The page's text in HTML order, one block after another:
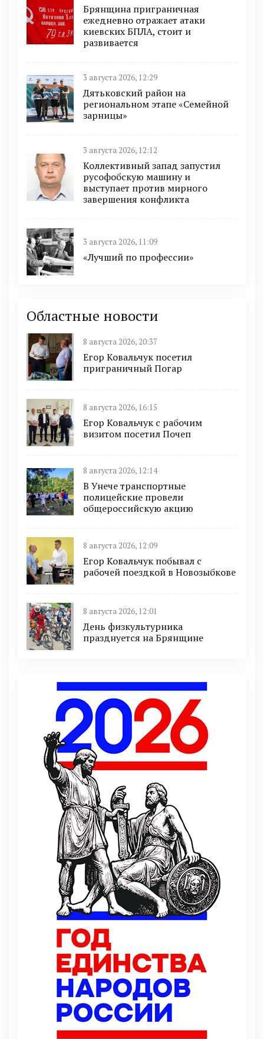
Брянщина приграничная
ежедневно отражает атаки
киевских БПЛА, стоит и
развивается
3 августа 2026, 12:29
Дятьковский район на
региональном этапе «Семейной
зарницы»
3 августа 2026, 12:12
Коллективный запад запустил
русофобскую машину и
выступает против мирного
завершения конфликта
3 августа 2026, 11:09
«Лучший по профессии»
Областные новости
8 августа 2026, 20:37
Егор Ковальчук посетил
приграничный Погар
8 августа 2026, 16:15
Егор Ковальчук с рабочим
визитом посетил Почеп
8 августа 2026, 12:14
В Унече транспортные
полицейские провели
общероссийскую акцию
8 августа 2026, 12:09
Егор Ковальчук побывал с
рабочей поездкой в Новозыбкове
8 августа 2026, 12:01
День физкультурника
празднуется на Брянщине